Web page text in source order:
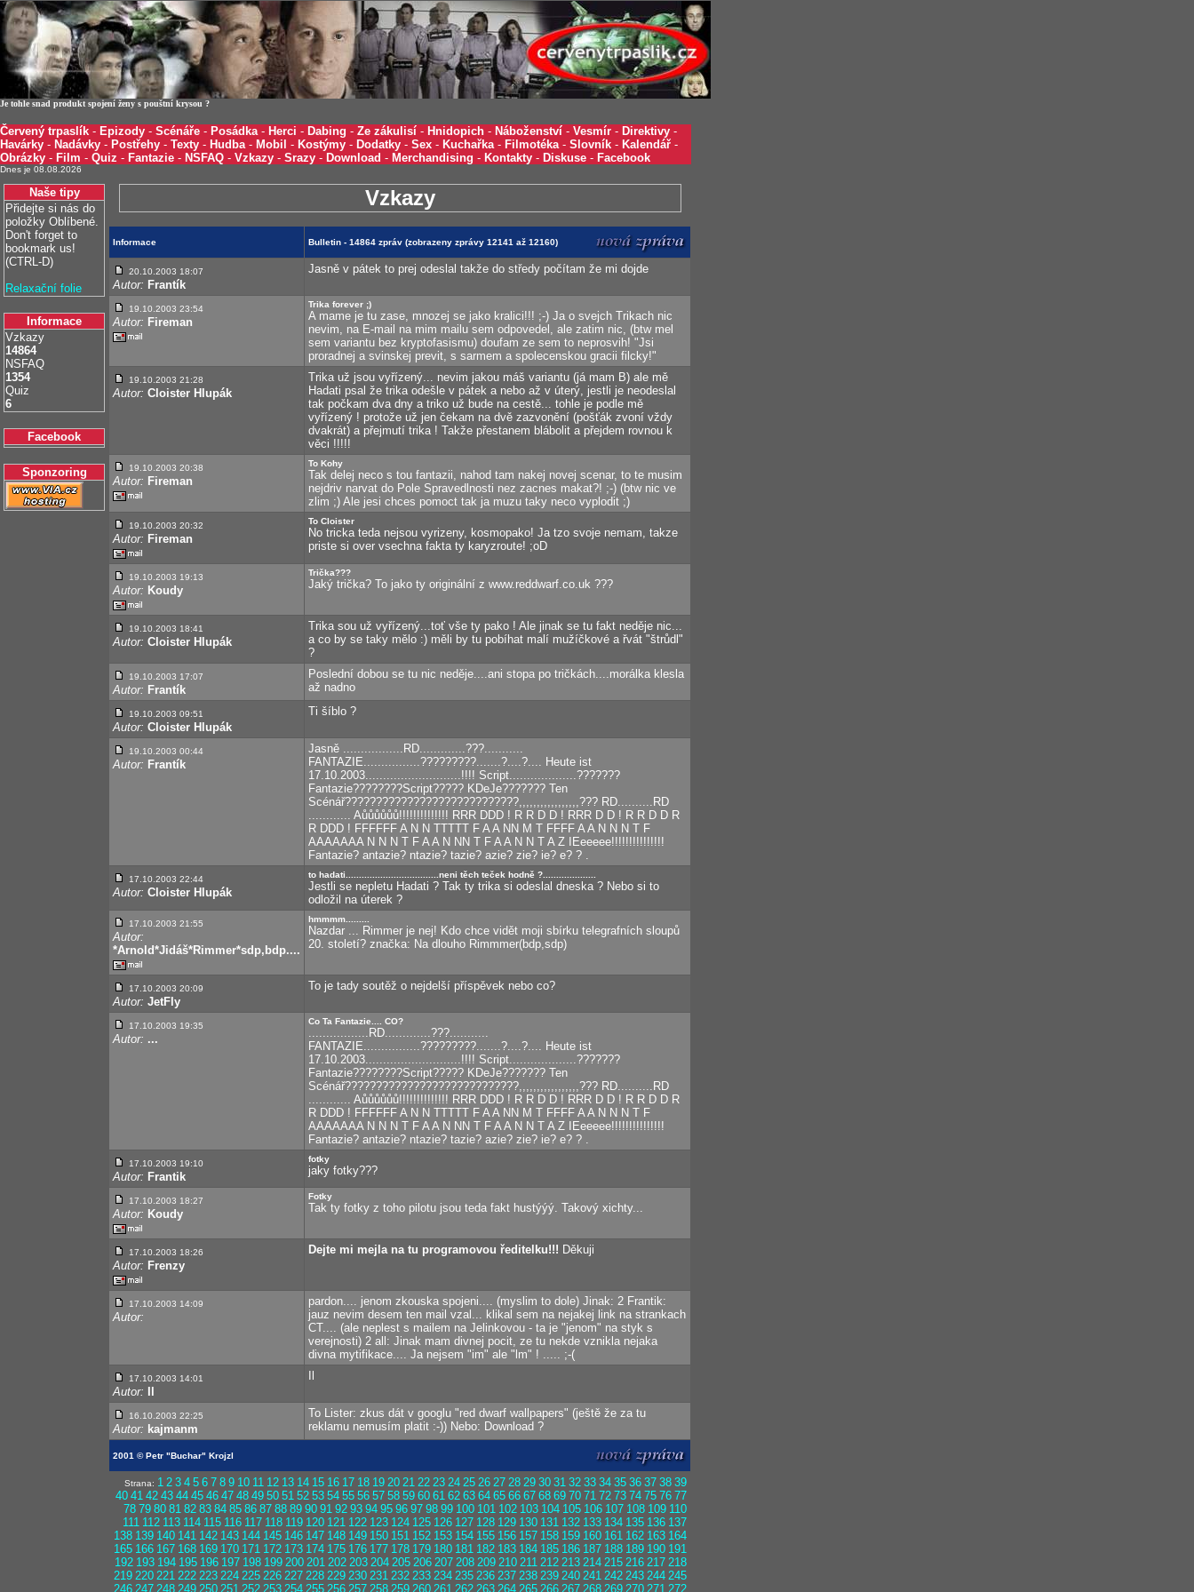
Je tohle snad produkt spojení ženy s pouštní krysou ?
Červený trpaslík - Epizody - Scénáře - Posádka- Herci - Dabing - Ze zákulisí - Hnidopich - Náboženství - Vesmír - Direktivy -
Havárky - Nadávky - Postřehy - Texty - Hudba- Mobil - Kostýmy - Dodatky - Sex - Kuchařka- Filmotéka- Slovník - Kalendář -
Obrázky - Film - Quiz - Fantazie - NSFAQ - Vzkazy - Srazy - Download - Merchandising - Kontakty - Diskuse - Facebook
Dnes je 08.08.2026
Naše tipy
Přidejte si nás do
položky Oblíbené.
Don't forget to
bookmark us!
(CTRL-D)
Relaxační folie
Informace
Vzkazy
14864
NSFAQ
1354
Quiz
6
Facebook
Sponzoring
Vzkazy
Informace Bulletin - 14864 zpráv (zobrazeny zprávy 12141 až 12160)
20.10.2003 18:07
Autor: Frantík
Jasně v pátek to prej odeslal takže do středy počítam že mi dojde
19.10.2003 23:54
Autor: Fireman
Trika forever ;)
A mame je tu zase, mnozej se jako kralici!!! ;-) Ja o svejch Trikach nic
nevim, na E-mail na mim mailu sem odpovedel, ale zatim nic, (btw mel
sem variantu bez kryptofasismu) doufam ze sem to neprosvih! "Jsi
proradnej a svinskej previt, s sarmem a spolecenskou gracii filcky!"
19.10.2003 21:28
Autor: Cloister Hlupák
Trika už jsou vyřízený... nevim jakou máš variantu (já mam B) ale mě
Hadati psal že trika odešle v pátek a nebo až v úterý, jestli je neodeslal
tak počkam dva dny a triko už bude na cestě... tohle je podle mě
vyřízený ! protože už jen čekam na dvě zazvonění (pošťák zvoní vždy
dvakrát) a přejmutí trika ! Takže přestanem blábolit a přejdem rovnou k
věci !!!!!
19.10.2003 20:38
Autor: Fireman
To Kohy
Tak delej neco s tou fantazii, nahod tam nakej novej scenar, to te musim
nejdriv narvat do Pole Spravedlnosti nez zacnes makat?! ;-) (btw nic ve
zlim ;) Ale jesi chces pomoct tak ja muzu taky neco vyplodit ;)
19.10.2003 20:32
Autor: Fireman
To Cloister
No tricka teda nejsou vyrizeny, kosmopako! Ja tzo svoje nemam, takze
priste si over vsechna fakta ty karyzroute! ;oD
19.10.2003 19:13
Autor: Koudy
Trička???
Jaký trička? To jako ty originální z www.reddwarf.co.uk ???
19.10.2003 18:41
Autor: Cloister Hlupák
Trika sou už vyřízený...toť vše ty pako ! Ale jinak se tu fakt neděje nic...
a co by se taky mělo :) měli by tu pobíhat malí mužíčkové a řvát "štrůdl"
?
19.10.2003 17:07
Autor: Frantík
Poslední dobou se tu nic neděje....ani stopa po tričkách....morálka klesla
až nadno
19.10.2003 09:51
Autor: Cloister Hlupák
Ti šíblo ?
19.10.2003 00:44
Autor: Frantík
Jasně .................RD.............???...........
FANTAZIE................?????????.......?....?.... Heute ist
17.10.2003...........................!!!! Script...................???????
Fantazie????????Script????? KDeJe??????? Ten
Scénář????????????????????????????,,,,,,,,,,,,,,,,,??? RD..........RD
............ Aůůůůůů!!!!!!!!!!!!!! RRR DDD ! R R D D ! RRR D D ! R R D D R
R DDD ! FFFFFF A N N TTTTT F A A NN M T FFFF A A N N N T F
AAAAAAA N N N T F A A N NN T F A A N N T A Z IEeeeee!!!!!!!!!!!!!!!
Fantazie? antazie? ntazie? tazie? azie? zie? ie? e? ? .
17.10.2003 22:44
Autor: Cloister Hlupák
to hadati...................................neni těch teček hodně ?....................
Jestli se nepletu Hadati ? Tak ty trika si odeslal dneska ? Nebo si to
odložil na úterek ?
17.10.2003 21:55
Autor:
*Arnold*Jidáš*Rimmer*sdp,bdp....
hmmmm.........
Nazdar ... Rimmer je nej! Kdo chce vidět moji sbírku telegrafních sloupů
20. století? značka: Na dlouho Rimmmer(bdp,sdp)
17.10.2003 20:09
Autor: JetFly
To je tady soutěž o nejdelší příspěvek nebo co?
17.10.2003 19:35
Autor: ...
Co Ta Fantazie.... CO?
.................RD.............???...........
FANTAZIE................?????????.......?....?.... Heute ist
17.10.2003...........................!!!! Script...................???????
Fantazie????????Script????? KDeJe??????? Ten
Scénář????????????????????????????,,,,,,,,,,,,,,,,,??? RD..........RD
............ Aůůůůůů!!!!!!!!!!!!!! RRR DDD ! R R D D ! RRR D D ! R R D D R
R DDD ! FFFFFF A N N TTTTT F A A NN M T FFFF A A N N N T F
AAAAAAA N N N T F A A N NN T F A A N N T A Z IEeeeee!!!!!!!!!!!!!!!
Fantazie? antazie? ntazie? tazie? azie? zie? ie? e? ? .
17.10.2003 19:10
Autor: Frantik
fotky
jaky fotky???
17.10.2003 18:27
Autor: Koudy
Fotky
Tak ty fotky z toho pilotu jsou teda fakt hustýýý. Takový xichty...
17.10.2003 18:26
Autor: Frenzy
Dejte mi mejla na tu programovou ředitelku!!! Děkuji
17.10.2003 14:09
Autor:
pardon.... jenom zkouska spojeni.... (myslim to dole) Jinak: 2 Frantik:
jauz nevim desem ten mail vzal... klikal sem na nejakej link na strankach
CT.... (ale neplest s mailem na Jelinkovou - ta je "jenom" na styk s
verejnosti) 2 all: Jinak mam divnej pocit, ze tu nekde vznikla nejaka
divna mytifikace.... Ja nejsem "im" ale "lm" ! ..... ;-(
17.10.2003 14:01
Autor:
16.10.2003 22:25
Autor: kajmanm
To Lister: zkus dát v googlu "red dwarf wallpapers" (ještě že za tu
reklamu nemusím platit :-)) Nebo: Download ?
2001 © Petr "Buchar" Krojzl
Strana: 1 2 3 4 5 6 7 8 9 10 11 12 13 14 15 16 17 18 19 20 21 22 23 24 25 26 27 28 29 30 31 32 33 34 35 36 37 38 39
40 41 42 43 44 45 46 47 48 49 50 51 52 53 54 55 56 57 58 59 60 61 62 63 64 65 66 67 68 69 70 71 72 73 74 75 76 77
78 79 80 81 82 83 84 85 86 87 88 89 90 91 92 93 94 95 96 97 98 99 100 101 102 103 104 105 106 107 108 109 110
111 112 113 114 115 116 117 118 119 120 121 122 123 124 125 126 127 128 129 130 131 132 133 134 135 136 137
138 139 140 141 142 143 144 145 146 147 148 149 150 151 152 153 154 155 156 157 158 159 160 161 162 163 164
165 166 167 168 169 170 171 172 173 174 175 176 177 178 179 180 181 182 183 184 185 186 187 188 189 190 191
192 193 194 195 196 197 198 199 200 201 202 203 204 205 206 207 208 209 210 211 212 213 214 215 216 217 218
219 220 221 222 223 224 225 226 227 228 229 230 231 232 233 234 235 236 237 238 239 240 241 242 243 244 245
246 247 248 249 250 251 252 253 254 255 256 257 258 259 260 261 262 263 264 265 266 267 268 269 270 271 272